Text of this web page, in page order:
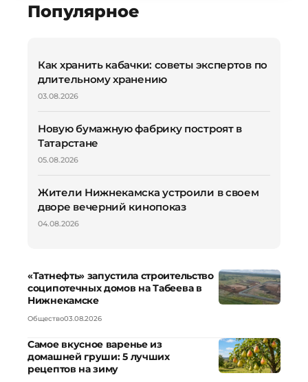
Популярное
Как хранить кабачки: советы экспертов по
длительному хранению
03.08.2026
Новую бумажную фабрику построят в
Татарстане
05.08.2026
Жители Нижнекамска устроили в своем
дворе вечерний кинопоказ
04.08.2026
«Татнефть» запустила строительство
соципотечных домов на Табеева в
Нижнекамске
Общество03.08.2026
Самое вкусное варенье из
домашней груши: 5 лучших
рецептов на зиму